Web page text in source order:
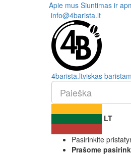
Apie mus Siuntimas ir
info@4barista.lt
4barista.ltviskas
LT
Pasirinkite
Prašome